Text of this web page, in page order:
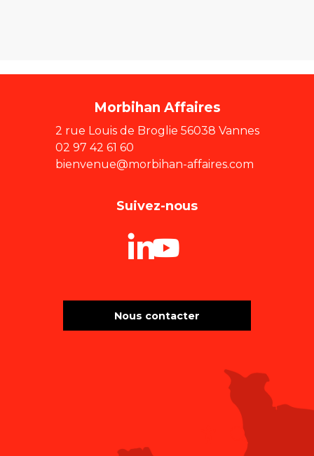
Morbihan Affaires
2 rue Louis de Broglie 56038 Vannes
02 97 42 61 60
bienvenue@morbihan-affaires.com
Nous contacter
Suivez-nous